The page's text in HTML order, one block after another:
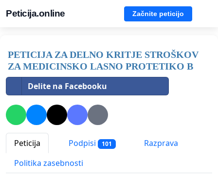
Peticija.online Začnite peticijo
PETICIJA ZA DELNO KRITJE STROŠKOV
ZA MEDICINSKO LASNO PROTETIKO B
Delite na Facebooku
Peticija Podpisi 101
Razprava
Politika zasebnosti